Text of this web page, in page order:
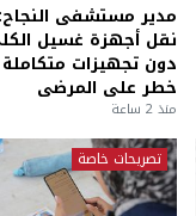
مدير مستشفى
نقل أجهزة غسيل
دون تجهيزات متكاملة
خطر على المرضى
منذ 2 ساعة
تصريحات خاصة